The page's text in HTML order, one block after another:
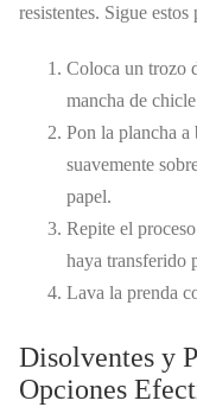
resistentes. Sigue estos
Coloca un trozo
mancha de
Pon la plancha a
suavemente
papel.
Repite el
haya transferido
Lava la prenda
Disolventes y
Opciones